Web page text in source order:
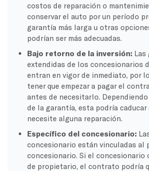
costos de reparación o
conservar el auto por un período
garantía más larga u otras
podrían ser más adecuadas.
Bajo retorno de la inversión: Las
extendidas de los concesionarios
entran en vigor de inmediato, por
tener que empezar a pagar el
antes de necesitarlo.
de la garantía, esta podría caducar
necesite alguna reparación.
Específico del concesionario:
concesionario están vinculadas al
concesionario. Si el concesionario
de propietario, el contrato podría